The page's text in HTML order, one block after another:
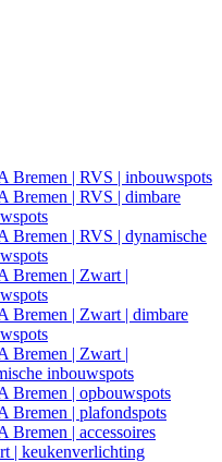
Bremen | RVS | inbouwspots
Bremen | RVS | dimbare
Bremen | RVS | dynamische
Bremen | Zwart |
Bremen | Zwart | dimbare
Bremen | Zwart |
inbouwspots
Bremen | opbouwspots
Bremen | plafondspots
Bremen | accessoires
| keukenverlichting